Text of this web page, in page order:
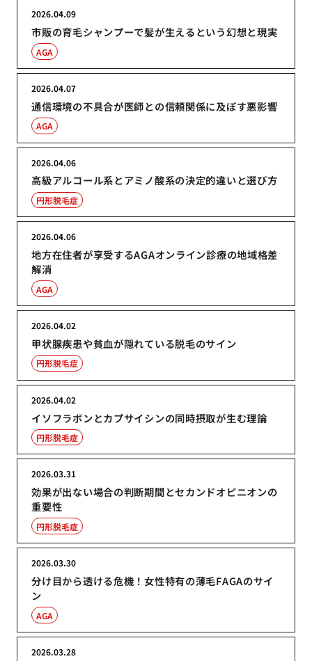
市販の育毛シャンプーで髪が生えるという幻想と現実
2026.04.09
AGA
通信環境の不具合が医師との信頼関係に及ぼす悪影響
2026.04.07
AGA
高級アルコール系とアミノ酸系の決定的違いと選び方
2026.04.06
円形脱毛症
地方在住者が享受するAGAオンライン診療の地域格差
解消
2026.04.06
AGA
甲状腺疾患や貧血が隠れている脱毛のサイン
2026.04.02
円形脱毛症
イソフラボンとカプサイシンの同時摂取が生む理論
2026.04.02
円形脱毛症
効果が出ない場合の判断期間とセカンドオピニオンの
重要性
2026.03.31
円形脱毛症
分け目から透ける危機！女性特有の薄毛FAGAのサイ
ン
2026.03.30
AGA
2026.03.28